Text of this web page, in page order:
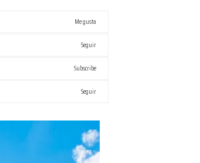
Me gusta
Seguir
Subscribe
Seguir